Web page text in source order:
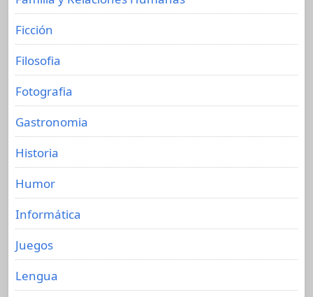
Ficción
Filosofia
Fotografia
Gastronomia
Historia
Humor
Informática
Juegos
Lengua